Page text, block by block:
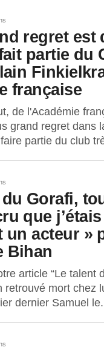
regret est
partie du
française
de l'Académie
grand regret dans
partie du club
Gorafi,
que j’étais
un acteur »
Bihan
article “Le talent
retrouvé mort chez
dernier Samuel